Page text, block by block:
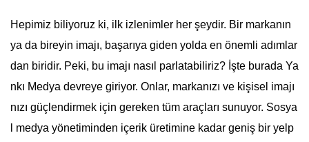
Hepimiz biliyoruz ki, ilk izlenimler her şeydir. Bir markanın
ya da bireyin imajı, başarıya giden yolda en önemli adımlar
dan biridir. Peki, bu imajı nasıl parlatabiliriz? İşte burada Ya
nkı Medya devreye giriyor. Onlar, markanızı ve kişisel imajı
nızı güçlendirmek için gereken tüm araçları sunuyor. Sosya
l medya yönetiminden içerik üretimine kadar geniş bir yelp